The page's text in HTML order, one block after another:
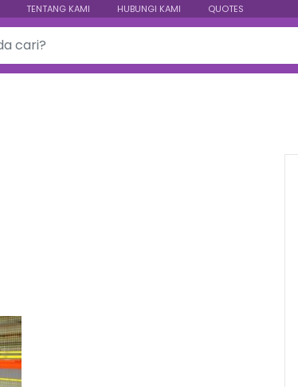
TENTANG KAMI HUBUNGI KAMI QUOTES